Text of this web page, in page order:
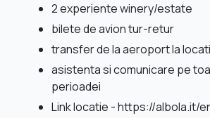
2 experiente winery/estate
bilete de avion tur-retur
transfer de la aeroport la
asistenta si comunicare pe
perioadei
Link locatie - https://albola.it/